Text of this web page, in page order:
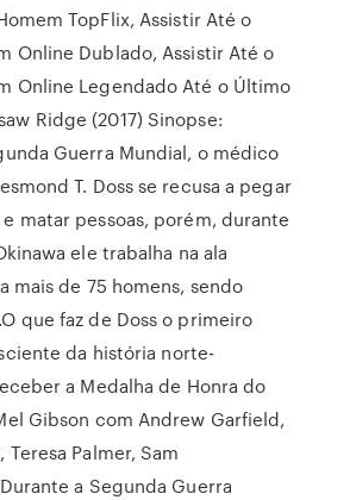
TopFlix, Assistir Até o
Online Dublado, Assistir Até o
Online Legendado Até o Último
Ridge (2017) Sinopse:
Guerra Mundial, o médico
T. Doss se recusa a pegar
matar pessoas, porém, durante
ele trabalha na ala
mais de 75 homens, sendo
que faz de Doss o primeiro
da história norte-
a Medalha de Honra do
Gibson com Andrew Garfield,
Teresa Palmer, Sam
a Segunda Guerra